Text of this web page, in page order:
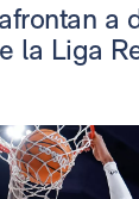
a
la Liga